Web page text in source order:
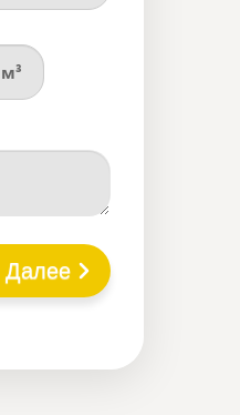
м³
Далее